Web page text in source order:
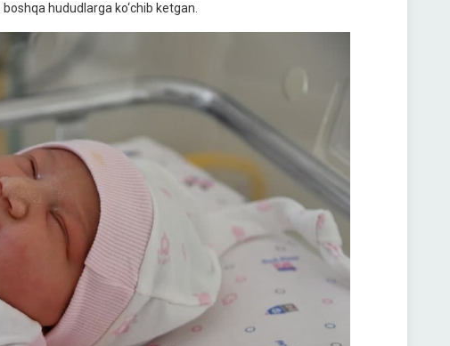
hududlarga ko‘chib ketgan.